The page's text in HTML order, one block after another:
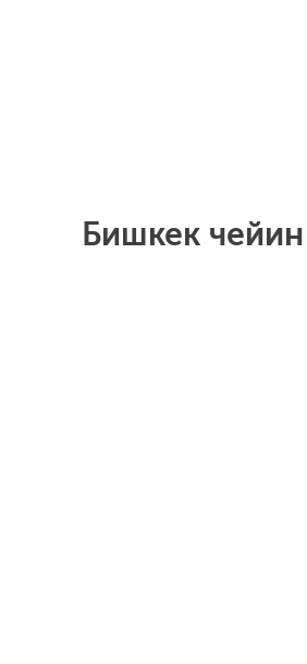
Бишкек